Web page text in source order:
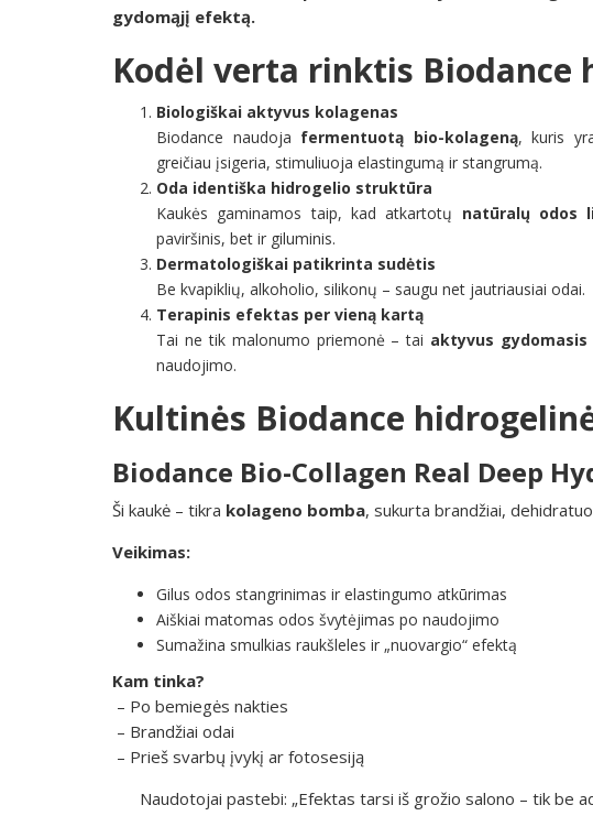
gydomąjį efektą.
Kodėl verta rinktis Biodance
Biologiškai aktyvus kolagenas
Biodance naudoja fermentuotą bio-kolageną, kuris
greičiau įsigeria, stimuliuoja elastingumą ir stangrumą.
Oda identiška hidrogelio struktūra
Kaukės gaminamos taip, kad atkartotų natūralų odos
paviršinis, bet ir giluminis.
Dermatologiškai patikrinta sudėtis
Be kvapiklių, alkoholio, silikonų – saugu net jautriausiai odai.
Terapinis efektas per vieną kartą
Tai ne tik malonumo priemonė – tai aktyvus gydomasis
naudojimo.
Kultinės Biodance
Biodance Bio-Collagen Real Deep
Ši kaukė – tikra kolageno bomba, sukurta brandžiai,
Veikimas:
Gilus odos stangrinimas ir elastingumo atkūrimas
Aiškiai matomas odos švytėjimas po naudojimo
Sumažina smulkias raukšleles ir „nuovargio“ efektą
Kam tinka?
– Po bemiegės nakties
– Brandžiai odai
– Prieš svarbų įvykį ar fotosesiją
Naudotojai pastebi: „Efektas tarsi iš grožio salono – tik be